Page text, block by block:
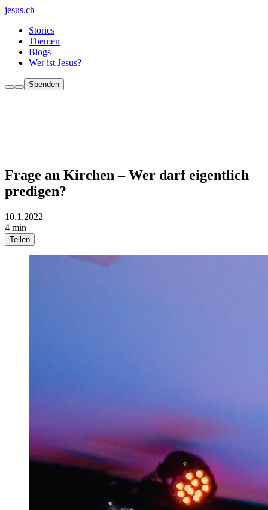
jesus.ch
Stories
Themen
Blogs
Wer ist Jesus?
Spenden
Frage an Kirchen – Wer darf eigentlich
predigen?
10.1.2022
4 min
Teilen